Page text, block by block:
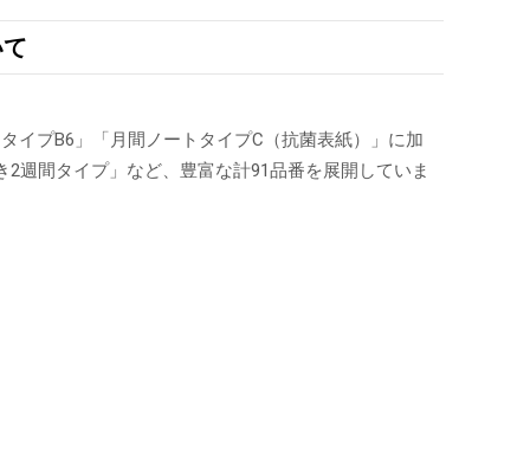
イプB6」「月間ノートタイプC（抗菌表紙）」に加
週間タイプ」など、豊富な計91品番を展開していま